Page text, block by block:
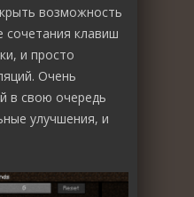
возможность
сочетания клавиш
и просто
Очень
в свою очередь
улучшения, и